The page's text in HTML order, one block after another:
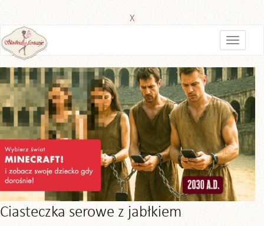
X
Ciasteczka serowe z jabłkiem